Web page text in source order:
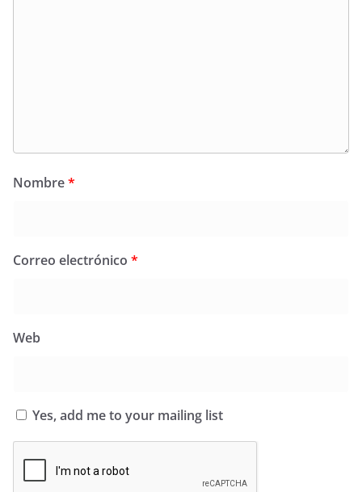
Nombre*
Correo electrónico *
Web
Yes, add me to your mailing list